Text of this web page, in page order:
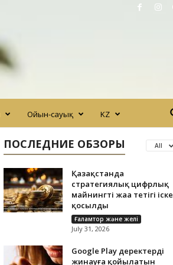
Ойын-сауық KZ
ПОСЛЕДНИЕ ОБЗОРЫ All
Қазақстанда
стратегиялық цифрлық
майнингтің жаңа тетігі іске
қосылды
Ғаламтор және желі
July 31, 2026
Google Play деректерді
жинауға қойылатын